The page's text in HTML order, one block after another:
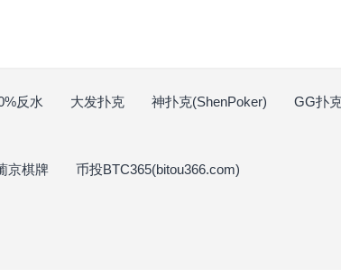
反水 大发扑克 神扑克(ShenPoker) GG扑
京棋牌 币投BTC365(bitou366.com)